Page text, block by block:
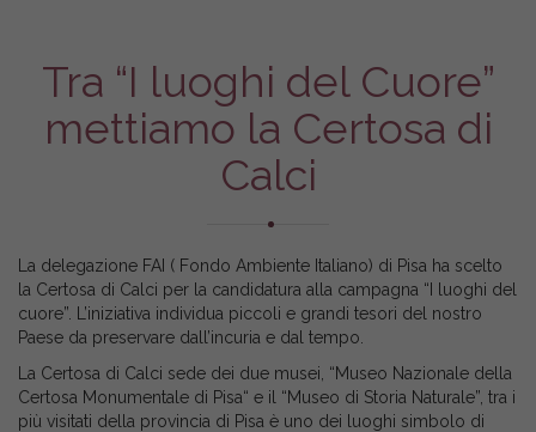
Tra “I luoghi del Cuore”
mettiamo la Certosa di
Calci
La delegazione FAI ( Fondo Ambiente Italiano) di Pisa ha scelto
la Certosa di Calci per la candidatura alla campagna “I luoghi del
cuore”. L’iniziativa individua piccoli e grandi tesori del nostro
Paese da preservare dall’incuria e dal tempo.
La Certosa di Calci sede dei due musei, “Museo Nazionale della
Certosa Monumentale di Pisa“ e il “Museo di Storia Naturale”, tra i
più visitati della provincia di Pisa è uno dei luoghi simbolo di